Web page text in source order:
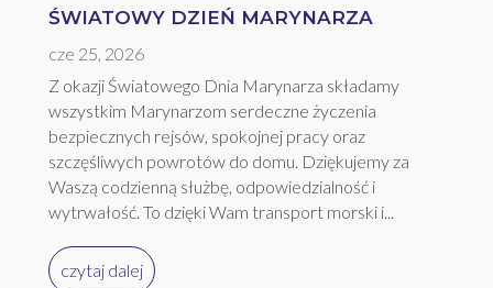
ŚWIATOWY DZIEŃ MARYNARZA
cze 25, 2026
Z okazji Światowego Dnia Marynarza składamy
wszystkim Marynarzom serdeczne życzenia
bezpiecznych rejsów, spokojnej pracy oraz
szczęśliwych powrotów do domu. Dziękujemy za
Waszą codzienną służbę, odpowiedzialność i
wytrwałość. To dzięki Wam transport morski i...
czytaj dalej